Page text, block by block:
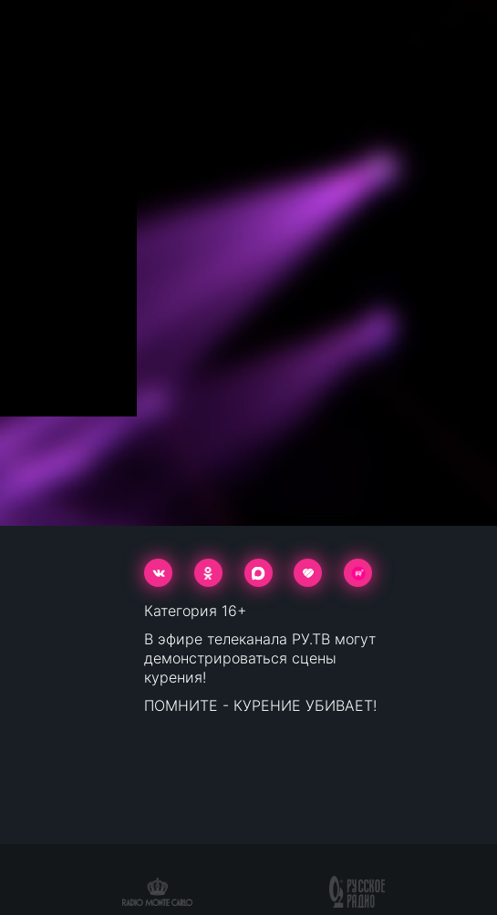
Категория 16+
В эфире телеканала РУ.ТВ могут
демонстрироваться сцены
курения!
ПОМНИТЕ - КУРЕНИЕ УБИВАЕТ!